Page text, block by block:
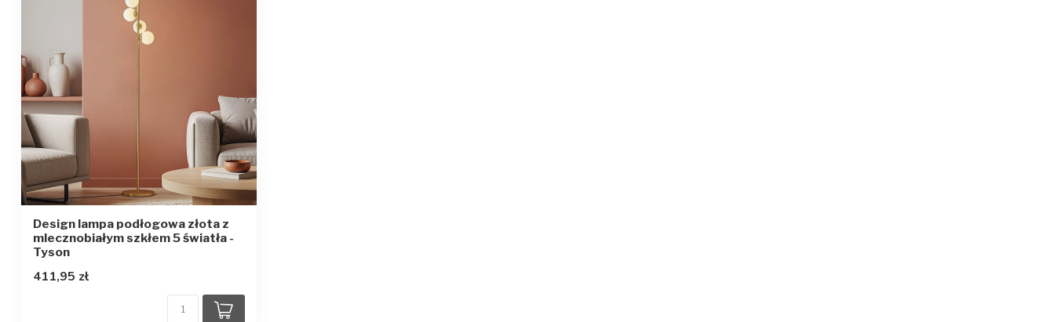
Design lampa podłogowa złota z
mlecznobiałym szkłem 5 światła -
Tyson
411,95 zł